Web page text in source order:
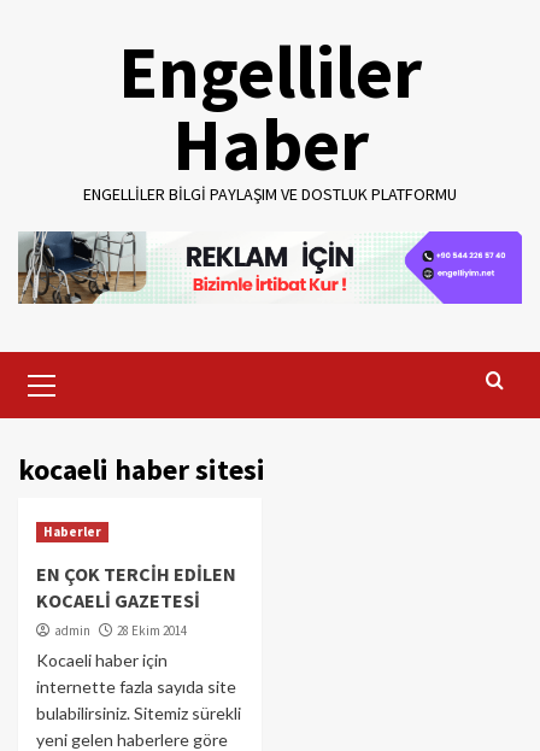
Engelliler
Haber
ENGELLILER BILGI PAYLAŞIM VE DOSTLUK PLATFORMU
Menu
kocaeli haber sitesi
Haberler
EN ÇOK TERCİH EDİLEN
KOCAELİ GAZETESİ
admin 28 Ekim 2014
Kocaeli haber için
internette fazla sayıda site
bulabilirsiniz. Sitemiz sürekli
yeni gelen haberlere göre